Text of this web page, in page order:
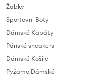
Žabky
Sportovni Boty
Dámské Kabáty
Pánské sneakers
Dámské Košile
Pyžamo Dámské